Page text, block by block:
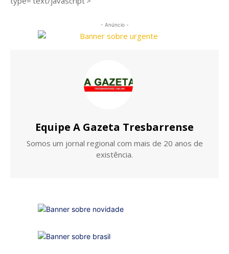
- Anúncio -
Equipe A Gazeta Tresbarrense
Somos um jornal regional com mais de 20 anos de
existência.